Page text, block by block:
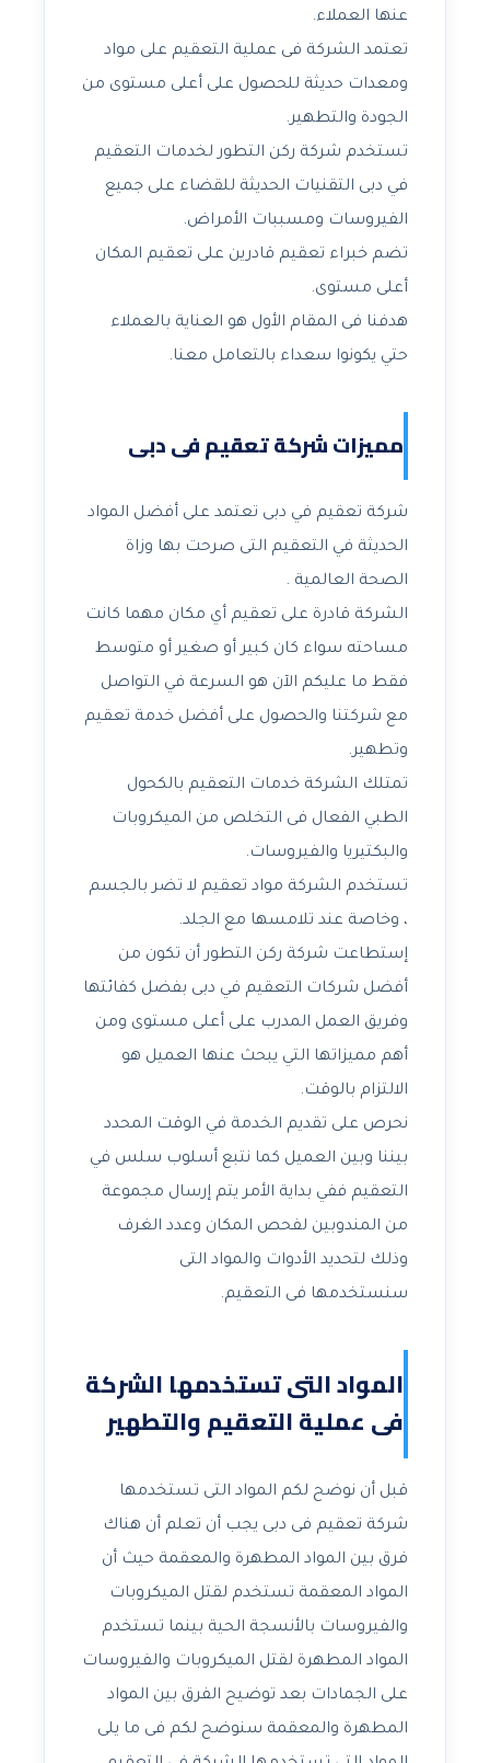
عنها العملاء.
تعتمد الشركة فى عملية التعقيم على مواد
ومعدات حديثة للحصول على أعلى مستوى من
الجودة والتطهير.
تستخدم شركة ركن التطور لخدمات التعقيم
في دبى التقنيات الحديثة للقضاء على جميع
الفيروسات ومسببات الأمراض.
تضم خبراء تعقيم قادرين على تعقيم المكان
أعلى مستوى.
هدفنا فى المقام الأول هو العناية بالعملاء
حتي يكونوا سعداء بالتعامل معنا.
مميزات شركة تعقيم فى دبى
شركة تعقيم في دبى تعتمد على أفضل المواد
الحديثة في التعقيم التى صرحت بها وزاة
الصحة العالمية .
الشركة قادرة على تعقيم أي مكان مهما كانت
مساحته سواء كان كبير أو صغير أو متوسط
فقط ما عليكم الآن هو السرعة في التواصل
مع شركتنا والحصول على أفضل خدمة تعقيم
وتطهير.
تمتلك الشركة خدمات التعقيم بالكحول
الطبي الفعال فى التخلص من الميكروبات
والبكتيريا والفيروسات.
تستخدم الشركة مواد تعقيم لا تضر بالجسم
، وخاصة عند تلامسها مع الجلد.
إستطاعت شركة ركن التطور أن تكون من
أفضل شركات التعقيم في دبى بفضل كفائتها
وفريق العمل المدرب على أعلى مستوى ومن
أهم مميزاتها التي يبحث عنها العميل هو
الالتزام بالوقت.
نحرص على تقديم الخدمة في الوقت المحدد
بيننا وبين العميل كما نتبع أسلوب سلس في
التعقيم ففي بداية الأمر يتم إرسال مجموعة
من المندوبين لفحص المكان وعدد الغرف
وذلك لتحديد الأدوات والمواد التى
سنستخدمها فى التعقيم.
المواد التى تستخدمها الشركة
فى عملية التعقيم والتطهير
قبل أن نوضح لكم المواد التى تستخدمها
شركة تعقيم فى دبى يجب أن تعلم أن هناك
فرق بين المواد المطهرة والمعقمة حيث أن
المواد المعقمة تستخدم لقتل الميكروبات
والفيروسات بالأنسجة الحية بينما تستخدم
المواد المطهرة لقتل الميكروبات والفيروسات
على الجمادات بعد توضيح الفرق بين المواد
المطهرة والمعقمة سنوضح لكم فى ما يلى